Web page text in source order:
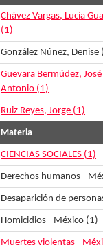
Chávez Vargas, Lucía
(1)
González Núñez, Denise
Guevara Bermúdez, José
Antonio (1)
Ruiz Reyes, Jorge (1)
Materia
CIENCIAS SOCIALES (1)
Derechos humanos -
Desaparición de
Homicidios - México (1)
Muertes violentas -